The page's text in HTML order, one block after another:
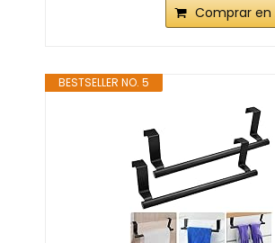
Comprar en
BESTSELLER NO. 5